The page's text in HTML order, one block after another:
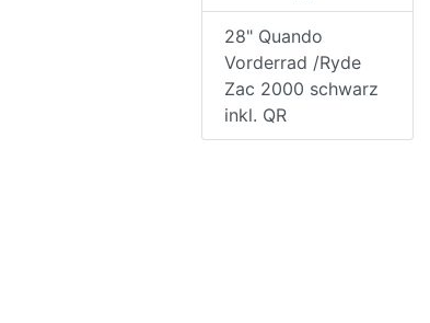
28" Quando
Vorderrad /Ryde
Zac 2000 schwarz
inkl. QR